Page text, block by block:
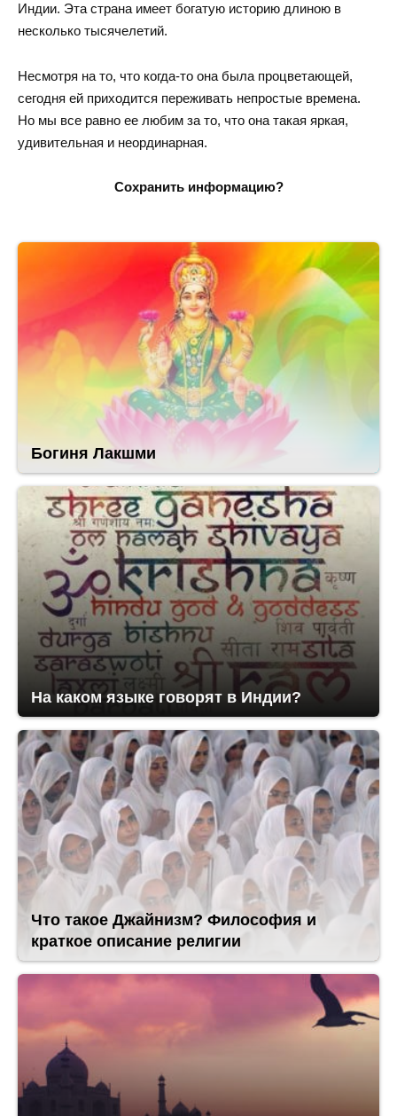
Индии. Эта страна имеет богатую историю длиною в
несколько тысячелетий.
Несмотря на то, что когда-то она была процветающей,
сегодня ей приходится переживать непростые времена.
Но мы все равно ее любим за то, что она такая яркая,
удивительная и неординарная.
Сохранить информацию?
Богиня Лакшми
На каком языке говорят в Индии?
Что такое Джайнизм? Философия и
краткое описание религии